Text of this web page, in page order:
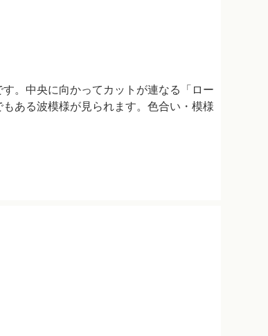
。中央に向かってカットが連なる「ロー
ある波模様が見られます。色合い・模様